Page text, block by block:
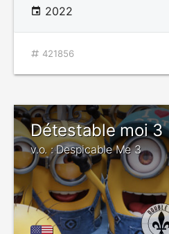
2022
421856
Détestable moi 3
v.o. : Despicable Me 3